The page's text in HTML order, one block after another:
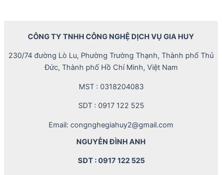
CÔNG TY TNHH CÔNG NGHỆ DỊCH VỤ GIA HUY
230/74 đường Lò Lu, Phường Trường Thạnh, Thành phố Thủ
Đức, Thành phố Hồ Chí Minh, Việt Nam
MST : 0318204083
SDT : 0917 122 525
Email: congnghegiahuy2@gmail.com
NGUYỄN ĐÌNH ANH
SDT : 0917 122 525